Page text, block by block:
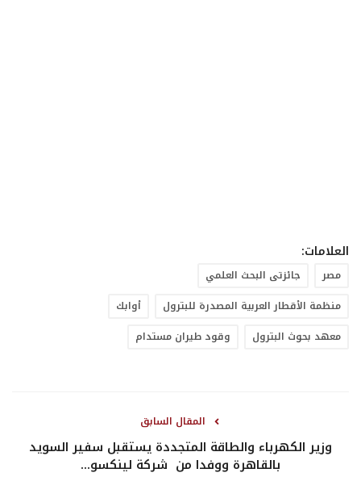
العلامات:
مصر
جائزتى البحث العلمي
منظمة الأقطار العربية المصدرة للبترول
أوابك
معهد بحوث البترول
وقود طيران مستدام
المقال السابق
وزير الكهرباء والطاقة المتجددة يستقبل سفير السويد
بالقاهرة ووفدا من شركة لينكسو...